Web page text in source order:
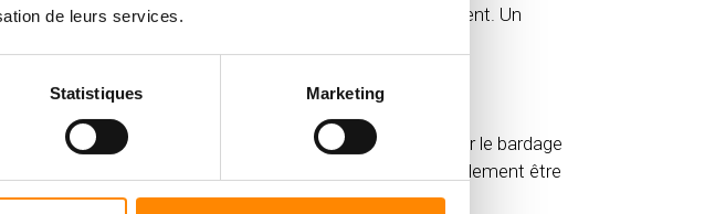
de leurs services.
Statistiques Marketing
possible de poser en oblique selon les désirs du client. Un
à la bâtisse.
® . Comme tout bardage, il est nécessaire de laisser le bardage
jonction de planche sur un clip de fixation. Il faut également être
sol.